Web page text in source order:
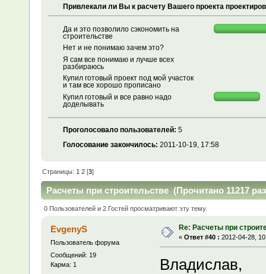
Привлекали ли Вы к расчету Вашего проекта
Да и это позволило сэкономить на
строительстве
Нет и не понимаю зачем это?
Я сам все понимаю и лучше всех
разбираюсь
Купил готовый проект под мой участок
и там все хорошо прописано
Купил готовый и все равно надо
доделывать
Проголосовало пользователей: 5
Голосование закончилось: 2011-10-19, 17:58
Страницы: 1 2 [3]
Расчеты при строительстве (Прочитано 11217
0 Пользователей и 2 Гостей просматривают эту тему.
EvgenyS
Пользователь форума
Сообщений: 19
Карма: 1
Re: Расчеты при
« Ответ #40 : 2012-04-28,
Владислав,